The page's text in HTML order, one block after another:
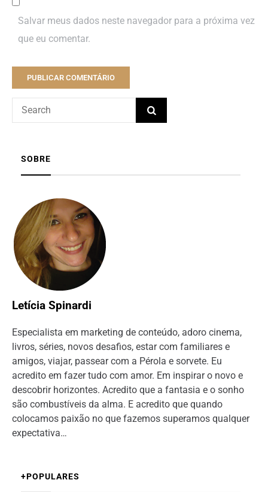
Salvar meus dados neste navegador para a próxima vez
que eu comentar.
SOBRE
Letícia Spinardi
Especialista em marketing de conteúdo, adoro cinema,
livros, séries, novos desafios, estar com familiares e
amigos, viajar, passear com a Pérola e sorvete. Eu
acredito em fazer tudo com amor. Em inspirar o novo e
descobrir horizontes. Acredito que a fantasia e o sonho
são combustíveis da alma. E acredito que quando
colocamos paixão no que fazemos superamos qualquer
expectativa…
+POPULARES